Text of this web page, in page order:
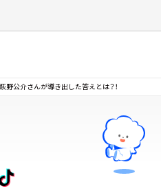
野公介さんが導き出した答えとは？！